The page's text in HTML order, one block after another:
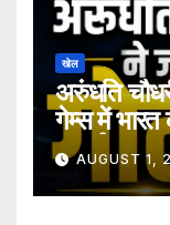
खेल
अरुंधति
गेम्स में भारत
प्रदर्शन
AUGUST 1,